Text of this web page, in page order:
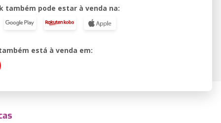
também pode estar à venda na:
está à venda em: